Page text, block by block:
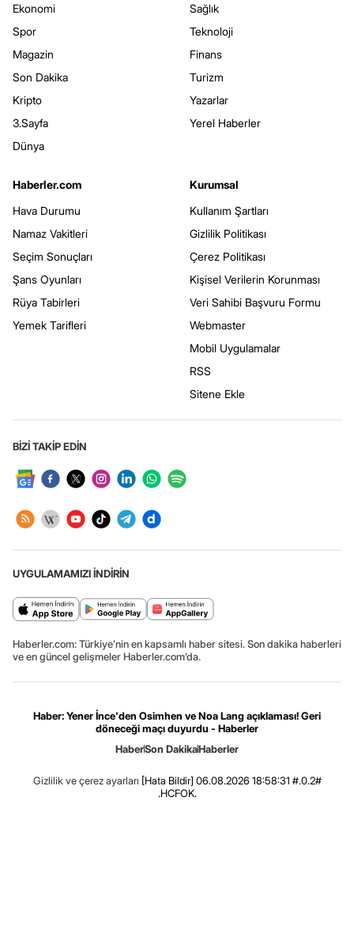
Ekonomi
Spor
Magazin
Son Dakika
Kripto
3.Sayfa
Dünya
Sağlık
Teknoloji
Finans
Turizm
Yazarlar
Yerel Haberler
Haberler.com
Hava Durumu
Namaz Vakitleri
Seçim Sonuçları
Şans Oyunları
Rüya Tabirleri
Yemek Tarifleri
Kurumsal
Kullanım Şartları
Gizlilik Politikası
Çerez Politikası
Kişisel Verilerin Korunması
Veri Sahibi Başvuru Formu
Webmaster
Mobil Uygulamalar
RSS
Sitene Ekle
BİZİ TAKİP EDİN
UYGULAMAMIZI İNDİRİN
Haberler.com: Türkiye’nin en kapsamlı haber sitesi. Son dakika haberleri
ve en güncel gelişmeler Haberler.com’da.
Haber: Yener İnce'den Osimhen ve Noa Lang açıklaması! Geri
döneceği maçı duyurdu - Haberler
HaberSon DakikaHaberler
Gizlilik ve çerez ayarları [Hata Bildir] 06.08.2026 18:58:31 #.0.2#
.HCFOK.